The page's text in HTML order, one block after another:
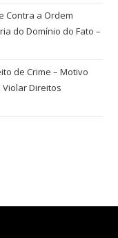
Contra a Ordem
do Domínio do Fato –
de Crime – Motivo
Direitos